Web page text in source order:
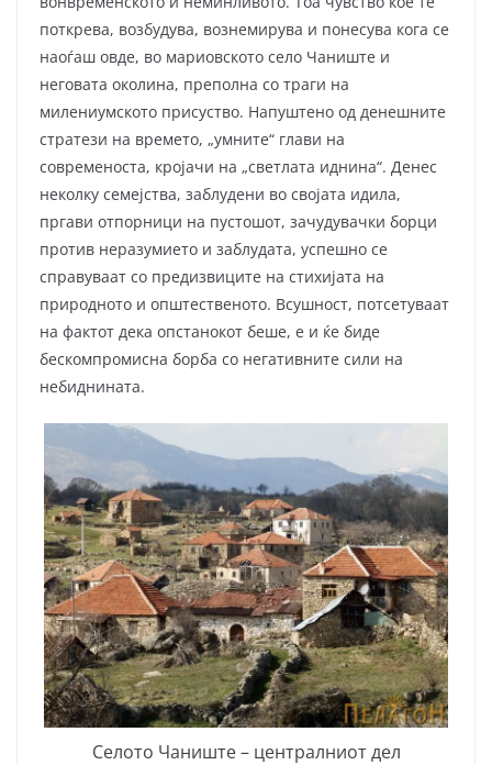
поткрева, возбудува, вознемирува и понесува кога се
наоѓаш овде, во мариовското село Чаниште и
неговата околина, преполна со траги на
милениумското присуство. Напуштено од денешните
стратези на времето, „умните“ глави на
современоста, кројачи на „светлата иднина“. Денес
неколку семејства, заблудени во својата идила,
пргави отпорници на пустошот, зачудувачки борци
против неразумието и заблудата, успешно се
справуваат со предизвиците на стихијата на
природното и општественото. Всушност, потсетуваат
на фактот дека опстанокот беше, е и ќе биде
бескомпромисна борба со негативните сили на
небиднината.
Селото Чаниште – централниот дел